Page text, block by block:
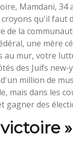
Mamdani,
qu'il faut
de la
une mère
mur, votre
des Juifs
million de
mais dans les
gagner des